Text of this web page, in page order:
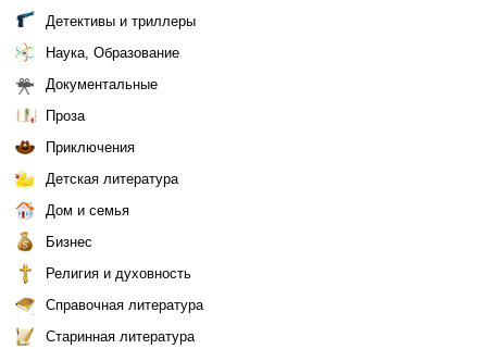
Детективы и триллеры
Наука, Образование
Документальные
Проза
Приключения
Детская литература
Дом и семья
Бизнес
Религия и духовность
Справочная литература
Старинная литература